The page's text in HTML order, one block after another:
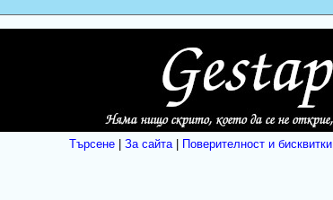
Търсене| За сайта| Поверителност и бисквитки